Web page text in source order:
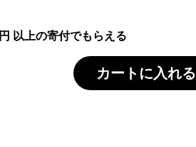
円 以上の寄付でもらえる
カートに入れる